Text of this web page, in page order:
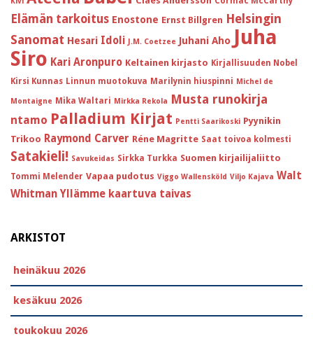
Elämän tarkoitus Enostone Ernst Billgren Helsingin
Sanomat Hesari Idoli J.M. Coetzee Juhani Aho Juha
Siro Kari Aronpuro Keltainen kirjasto Kirjallisuuden Nobel
Kirsi Kunnas Linnun muotokuva Marilynin hiuspinni Michel de
Montaigne Mika Waltari Mirkka Rekola Musta runokirja
ntamo Palladium Kirjat Pentti Saarikoski Pyynikin
Trikoo Raymond Carver Réne Magritte Saat toivoa kolmesti
Satakieli! Savukeidas Sirkka Turkka Suomen kirjailijaliitto
Tommi Melender Vapaa pudotus Viggo Wallensköld Viljo Kajava Walt
Whitman Yllämme kaartuva taivas
ARKISTOT
heinäkuu 2026
kesäkuu 2026
toukokuu 2026